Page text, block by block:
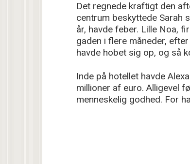
Det regnede kraftigt den
centrum beskyttede Sarah
år, havde feber. Lille Noa,
gaden i flere måneder,
havde hobet sig op, og så
Inde på hotellet havde
millioner af euro. Alligevel
menneskelig godhed. For